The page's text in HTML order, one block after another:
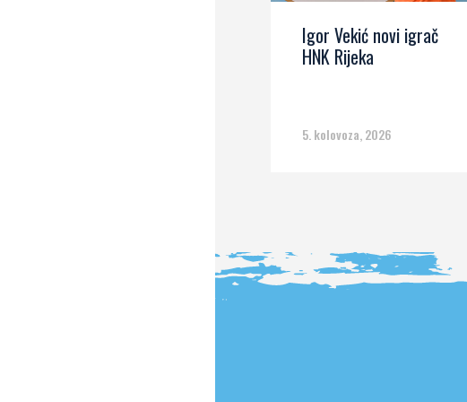
Igor Vekić novi igrač
HNK Rijeka
5. kolovoza, 2026